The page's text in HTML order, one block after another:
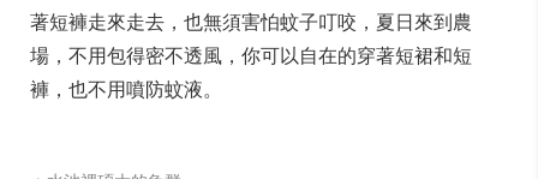
著短褲走來走去，也無須害怕蚊子叮咬，夏日來到農
場，不用包得密不透風，你可以自在的穿著短裙和短
褲，也不用噴防蚊液。